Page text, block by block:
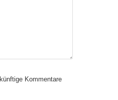
Kommentare